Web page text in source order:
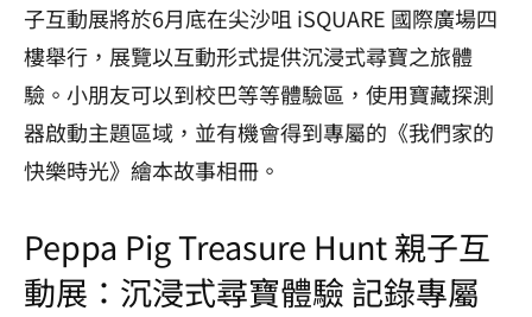
子互動展將於6月底在尖沙咀 iSQUARE 國際廣場四
樓舉行，展覽以互動形式提供沉浸式尋寶之旅體
驗。小朋友可以到校巴等等體驗區，使用寶藏探測
器啟動主題區域，並有機會得到專屬的《我們家的
快樂時光》繪本故事相冊。
Peppa Pig Treasure Hunt 親子互
動展：沉浸式尋寶體驗 記錄專屬